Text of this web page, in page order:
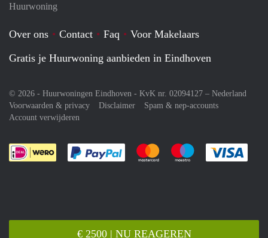
€ 2500 | NU REAGEREN
Huurwoning
Over ons Contact Faq
Voor Makelaars
Gratis je Huurwoning aanbieden in Eindhoven
© 2026 - Huurwoningen Eindhoven - KvK nr. 02094127 – Nederland
Voorwaarden & privacy
Disclaimer
Spam & nep-accounts
Account verwijderen
Je rekent gemakkelijk af met Paypal
Je rekent gemakkelijk af met
Je rekent